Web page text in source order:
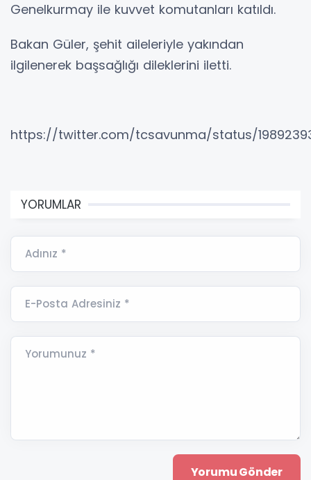
Genelkurmay ile kuvvet komutanları katıldı.
Bakan Güler, şehit aileleriyle yakından
ilgilenerek başsağlığı dileklerini iletti.
https://twitter.com/tcsavunma/status/
YORUMLAR
Adınız *
E-Posta Adresiniz *
Yorumunuz *